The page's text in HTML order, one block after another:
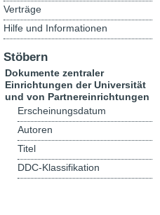
Verträge
Hilfe und Informationen
Stöbern
Dokumente zentraler
Einrichtungen der Universität
und von Partnereinrichtungen
Erscheinungsdatum
Autoren
Titel
DDC-Klassifikation